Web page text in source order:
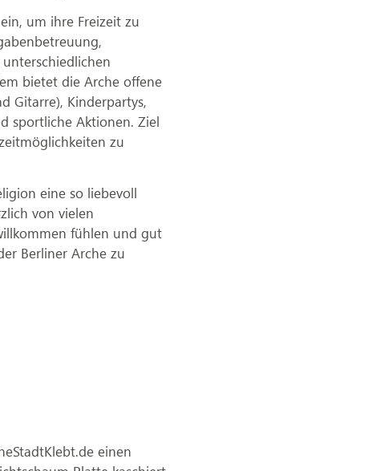
um ihre Freizeit zu
bietet die Arche offene
Gitarre), Kinderpartys,
sportliche Aktionen. Ziel
zu
eine so liebevoll
von vielen
fühlen und gut
Berliner Arche zu
einen